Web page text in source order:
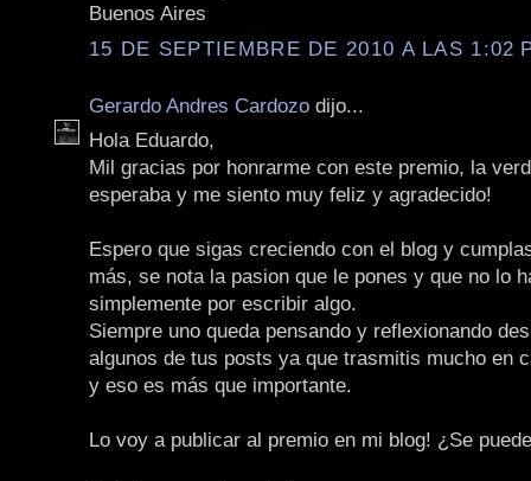
Buenos Aires
15 DE SEPTIEMBRE DE 2010 A LAS 1:02
Gerardo Andres Cardozo dijo...
Hola Eduardo,
Mil gracias por honrarme con este premio, la
esperaba y me siento muy feliz y agradecido!
Espero que sigas creciendo con el blog y
más, se nota la pasion que le pones y que no lo
simplemente por escribir algo.
Siempre uno queda pensando y reflexionando
algunos de tus posts ya que trasmitis mucho en
y eso es más que importante.
Lo voy a publicar al premio en mi blog! ¿Se